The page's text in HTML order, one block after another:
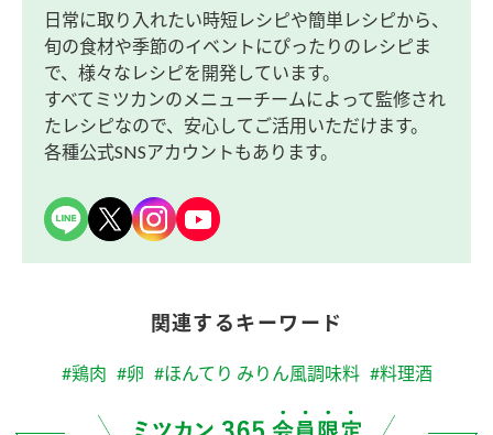
日常に取り入れたい時短レシピや簡単レシピから、
旬の食材や季節のイベントにぴったりのレシピま
で、様々なレシピを開発しています。
すべてミツカンのメニューチームによって監修され
たレシピなので、安心してご活用いただけます。
各種公式SNSアカウントもあります。
関連するキーワード
#鶏肉 #卵 #ほんてり みりん風調味料 #料理酒